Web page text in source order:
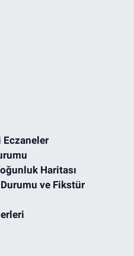
Eczaneler
Haritası
ve Fikstür